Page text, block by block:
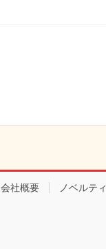
会社概要 ノベルティ